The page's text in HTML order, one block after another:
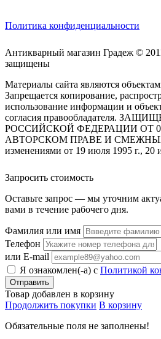
Политика конфиденциальности
Антикварный магазин Градеж ©
защищены
Материалы сайта являются
Запрещается копирование,
использование информации и
согласия правообладателя.
РОССИЙСКОЙ ФЕДЕРАЦИИ ОТ
АВТОРСКОМ ПРАВЕ И
изменениями от 19 июля 1995 г., 20
Запросить стоимость
Оставьте запрос — мы уточним
вами в течение рабочего дня.
Фамилия или имя
Телефон
или E-mail
Я ознакомлен(-а) с Политикой
Товар добавлен в корзину
Продолжить покупки В корзину
Обязательные поля не заполнены!